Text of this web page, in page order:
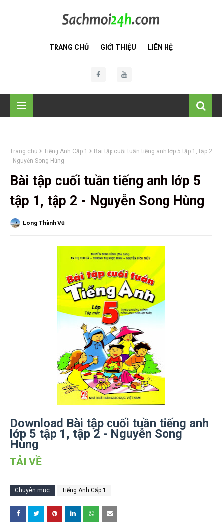
TRANG CHỦ GIỚI THIỆU LIÊN HỆ
Trang chủ Tiếng Anh Cấp 1
Bài tập cuối tuần tiếng anh lớp 5 tập 1, tập 2
- Nguyễn Song Hùng
Bài tập cuối tuần tiếng anh lớp 5
tập 1, tập 2 - Nguyễn Song Hùng
Long Thành Vũ
Download Bài tập cuối tuần tiếng anh
lớp 5 tập 1, tập 2 - Nguyễn Song
Hùng
TẢI VỀ
Chuyên mục Tiếng Anh Cấp 1